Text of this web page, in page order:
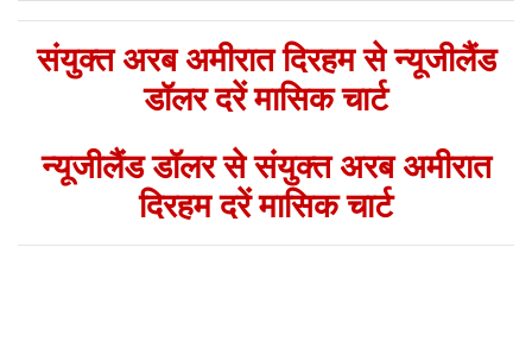
संयुक्त अरब अमीरात दिरहम से न्यूजीलैंड
डॉलर दरें मासिक चार्ट
न्यूजीलैंड डॉलर से संयुक्त अरब अमीरात
दिरहम दरें मासिक चार्ट